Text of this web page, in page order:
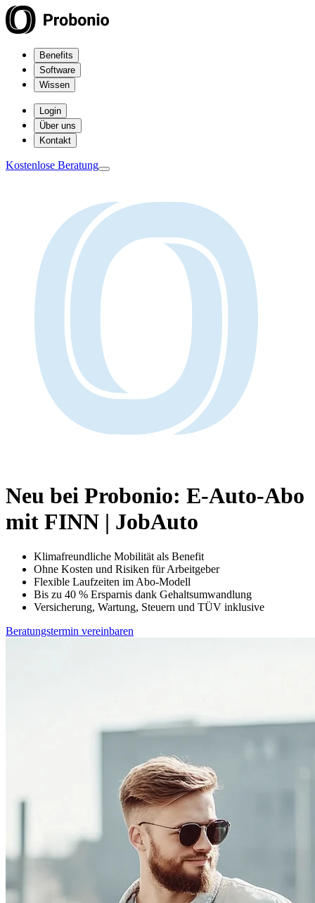
Benefits
Software
Wissen
Login
Über uns
Kontakt
Kostenlose Beratung
Neu bei Probonio: E-Auto-Abo
mit FINN | JobAuto
Klimafreundliche Mobilität als Benefit
Ohne Kosten und Risiken für Arbeitgeber
Flexible Laufzeiten im Abo-Modell
Bis zu 40 % Ersparnis dank Gehaltsumwandlung
Versicherung, Wartung, Steuern und TÜV inklusive
Beratungstermin vereinbaren